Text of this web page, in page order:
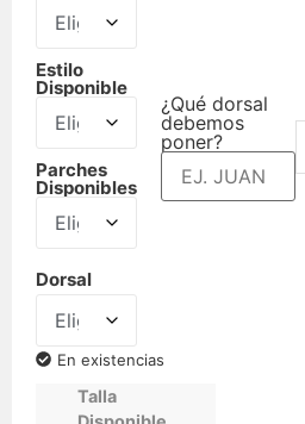
Estilo
Disponible
Parches
Disponibles
Dorsal
¿Qué dorsal
debemos
poner?
En existencias
Talla